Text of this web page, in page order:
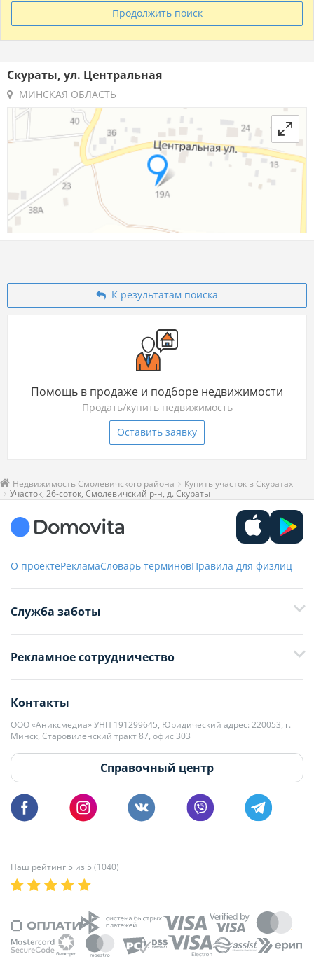
Продолжить поиск
Скураты, ул. Центральная
МИНСКАЯ ОБЛАСТЬ
К результатам поиска
Помощь в продаже и подборе недвижимости
Продать/купить недвижимость
Оставить заявку
Недвижимость Смолевичского района
Купить участок в Скуратах
Участок, 26-соток, Смолевичский р-н, д. Скураты
О проектеРекламаСловарь терминовПравила для физлиц
Служба заботы
+375 29 376-13-70
+375 33 376-13-70
editor@domovita.by
Мы принимаем звонки и отвечаем на письма в будние дни с 9:00 до
18:00.
Рекламное сотрудничество
+375 29 563-15-61 Кристина Филюта
kb@domovita.by
+375 29 179-11-28 Владислав Гладченко
vg@domovita.by
Пишите и звоните нам в будние дни с 8:00 до 20:00.
Контакты
ООО «Аниксмедиа» УНП 191299645, Юридический адрес: 220053, г.
Минск, Старовиленский тракт 87, офис 303
Справочный центр
Наш рейтинг 5 из 5 (1040)